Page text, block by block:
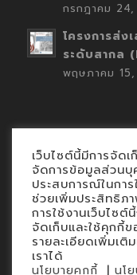
กรกฎาคม
โครงการส่ง
ระดับสากล
พฤษภาคม
Contact
นโยบายคุกกี้
นโยบายข้อมูลส่ว
เว็บไซต์นี้มีการจัด
จัดการข้อมูลส่วนบุ
ประสบการณ์ในกา
ช่วยเพิ่มประสิทธิภ
การใช้งานเว็บไซต์
จัดเก็บและใช้คุกกี้
รายละเอียดเพิ่มเ
เราได้
นโยบายคุกกี้ | นโ